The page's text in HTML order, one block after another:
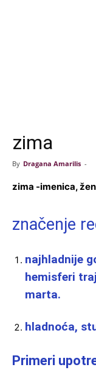
zima
By Dragana Amarilis -
zima -imenica,
značenje
najhladnije
hemisferi
marta.
hladnoća,
Primeri